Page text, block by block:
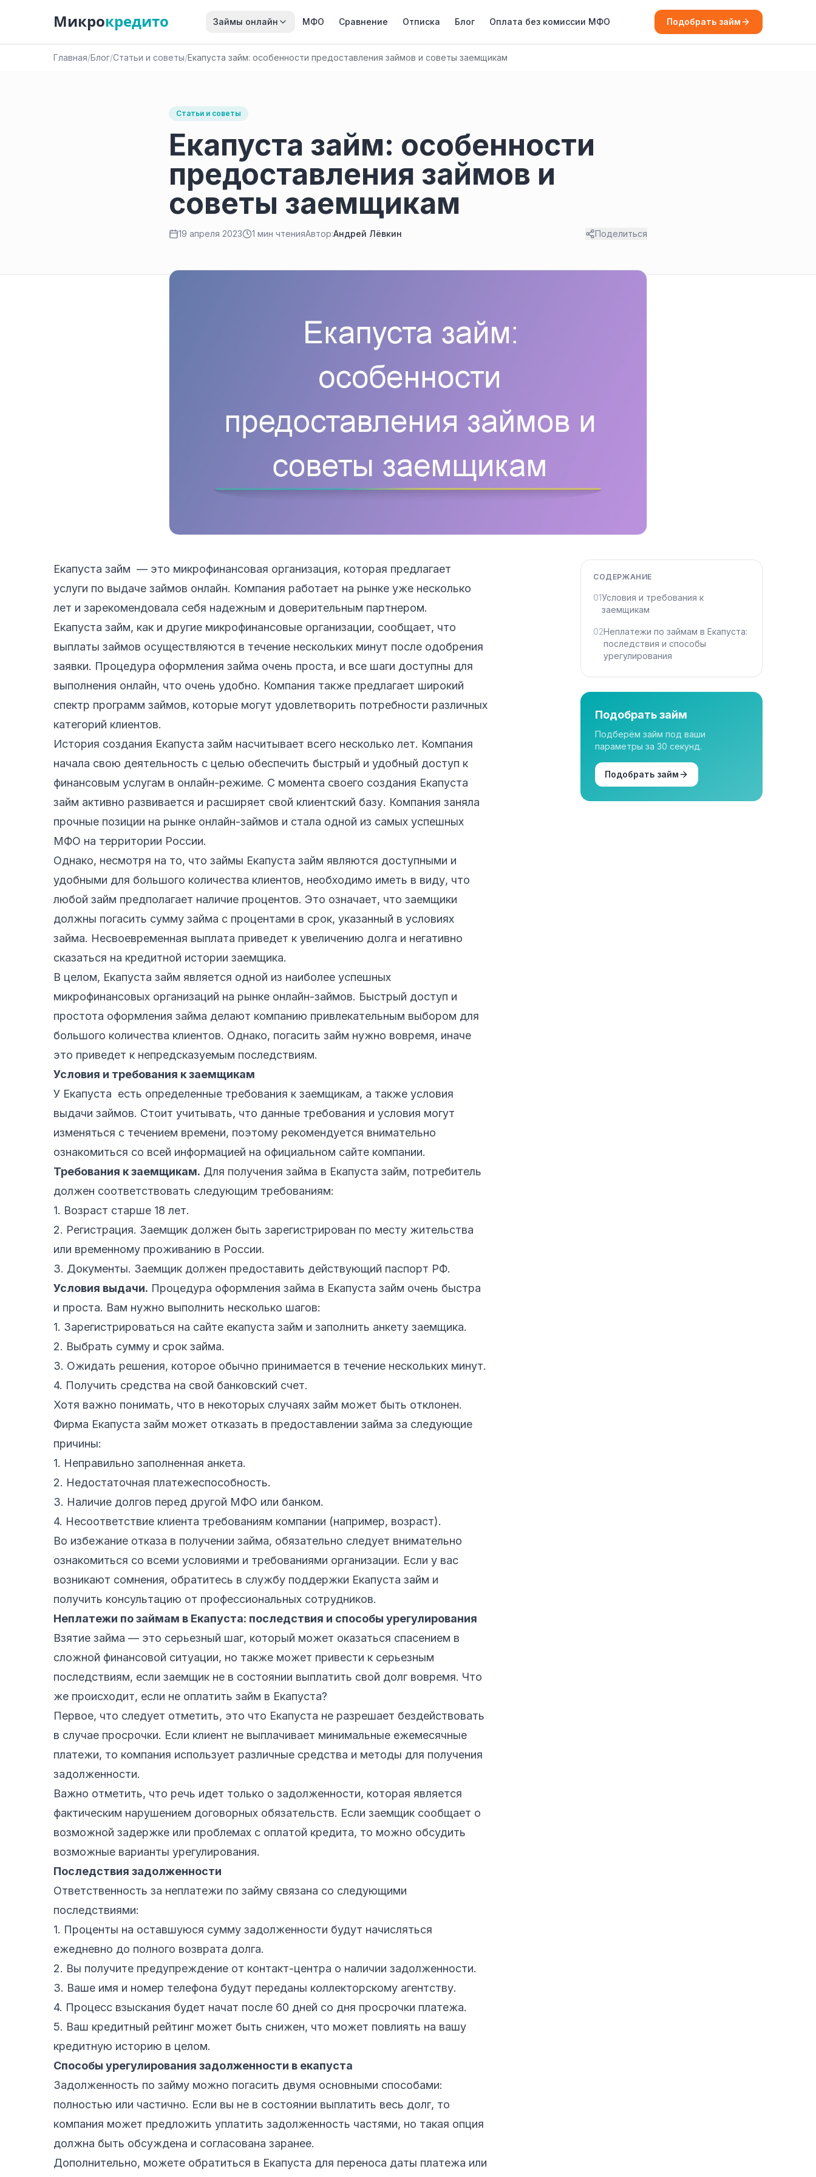
Микрокредито Займы онлайн МФО Сравнение Отписка Блог Оплата без комиссии МФО Подобрать займ
Главная/Блог/Статьи и советы/Екапуста займ: особенности предоставления займов и советы заемщикам
Статьи и советы
Екапуста займ: особенности
предоставления займов и
советы заемщикам
19 апреля 2023 1 мин чтенияАвтор:Андрей Лёвкин Поделиться
Екапуста займ — это микрофинансовая организация, которая предлагает
услуги по выдаче займов онлайн. Компания работает на рынке уже несколько
лет и зарекомендовала себя надежным и доверительным партнером.
Екапуста займ, как и другие микрофинансовые организации, сообщает, что
выплаты займов осуществляются в течение нескольких минут после одобрения
заявки. Процедура оформления займа очень проста, и все шаги доступны для
выполнения онлайн, что очень удобно. Компания также предлагает широкий
спектр программ займов, которые могут удовлетворить потребности различных
категорий клиентов.
История создания Екапуста займ насчитывает всего несколько лет. Компания
начала свою деятельность с целью обеспечить быстрый и удобный доступ к
финансовым услугам в онлайн-режиме. С момента своего создания Екапуста
займ активно развивается и расширяет свой клиентский базу. Компания заняла
прочные позиции на рынке онлайн-займов и стала одной из самых успешных
МФО на территории России.
Однако, несмотря на то, что займы Екапуста займ являются доступными и
удобными для большого количества клиентов, необходимо иметь в виду, что
любой займ предполагает наличие процентов. Это означает, что заемщики
должны погасить сумму займа с процентами в срок, указанный в условиях
займа. Несвоевременная выплата приведет к увеличению долга и негативно
сказаться на кредитной истории заемщика.
В целом, Екапуста займ является одной из наиболее успешных
микрофинансовых организаций на рынке онлайн-займов. Быстрый доступ и
простота оформления займа делают компанию привлекательным выбором для
большого количества клиентов. Однако, погасить займ нужно вовремя, иначе
это приведет к непредсказуемым последствиям.
Условия и требования к заемщикам
У Екапуста есть определенные требования к заемщикам, а также условия
выдачи займов. Стоит учитывать, что данные требования и условия могут
изменяться с течением времени, поэтому рекомендуется внимательно
ознакомиться со всей информацией на официальном сайте компании.
Требования к заемщикам. Для получения займа в Екапуста займ, потребитель
должен соответствовать следующим требованиям:
1. Возраст старше 18 лет.
2. Регистрация. Заемщик должен быть зарегистрирован по месту жительства
или временному проживанию в России.
3. Документы. Заемщик должен предоставить действующий паспорт РФ.
Условия выдачи. Процедура оформления займа в Екапуста займ очень быстра
и проста. Вам нужно выполнить несколько шагов:
1. Зарегистрироваться на сайте екапуста займ и заполнить анкету заемщика.
2. Выбрать сумму и срок займа.
3. Ожидать решения, которое обычно принимается в течение нескольких минут.
4. Получить средства на свой банковский счет.
Хотя важно понимать, что в некоторых случаях займ может быть отклонен.
Фирма Екапуста займ может отказать в предоставлении займа за следующие
причины:
1. Неправильно заполненная анкета.
2. Недостаточная платежеспособность.
3. Наличие долгов перед другой МФО или банком.
4. Несоответствие клиента требованиям компании (например, возраст).
Во избежание отказа в получении займа, обязательно следует внимательно
ознакомиться со всеми условиями и требованиями организации. Если у вас
возникают сомнения, обратитесь в службу поддержки Екапуста займ и
получить консультацию от профессиональных сотрудников.
Неплатежи по займам в Екапуста: последствия и способы урегулирования
Взятие займа — это серьезный шаг, который может оказаться спасением в
сложной финансовой ситуации, но также может привести к серьезным
последствиям, если заемщик не в состоянии выплатить свой долг вовремя. Что
же происходит, если не оплатить займ в Екапуста?
Первое, что следует отметить, это что Екапуста не разрешает бездействовать
в случае просрочки. Если клиент не выплачивает минимальные ежемесячные
платежи, то компания использует различные средства и методы для получения
задолженности.
Важно отметить, что речь идет только о задолженности, которая является
фактическим нарушением договорных обязательств. Если заемщик сообщает о
возможной задержке или проблемах с оплатой кредита, то можно обсудить
возможные варианты урегулирования.
Последствия задолженности
Ответственность за неплатежи по займу связана со следующими
последствиями:
1. Проценты на оставшуюся сумму задолженности будут начисляться
ежедневно до полного возврата долга.
2. Вы получите предупреждение от контакт-центра о наличии задолженности.
3. Ваше имя и номер телефона будут переданы коллекторскому агентству.
4. Процесс взыскания будет начат после 60 дней со дня просрочки платежа.
5. Ваш кредитный рейтинг может быть снижен, что может повлиять на вашу
кредитную историю в целом.
Способы урегулирования задолженности в екапуста
Задолженность по займу можно погасить двумя основными способами:
полностью или частично. Если вы не в состоянии выплатить весь долг, то
компания может предложить уплатить задолженность частями, но такая опция
должна быть обсуждена и согласована заранее.
Дополнительно, можете обратиться в Екапуста для переноса даты платежа или
СОДЕРЖАНИЕ
01Условия и требования к
заемщикам
02Неплатежи по займам в Екапуста:
последствия и способы
урегулирования
Подобрать займ
Подберём займ под ваши
параметры за 30 секунд.
Подобрать займ